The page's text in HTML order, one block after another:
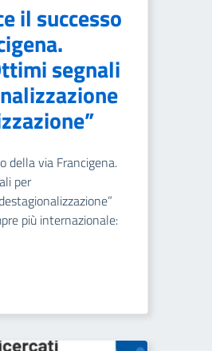
il successo
segnali
della via Francigena.
per
più internazionale: